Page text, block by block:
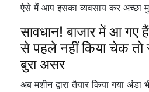
ऐसे में आप इसका व्यवसाय कर अच्छा
सावधान! बाजार में आ
से पहले नहीं किया चेक तो
बुरा असर
अब मशीन द्वारा तैयार किया गया